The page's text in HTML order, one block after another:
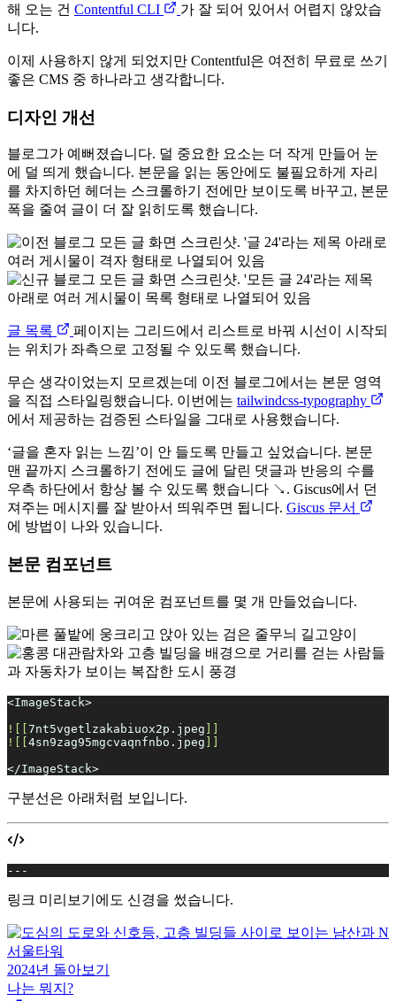
해 오는 건 Contentful CLI
가 잘 되어 있어서 어렵지 않았습
니다.
이제 사용하지 않게 되었지만 Contentful은 여전히 무료로 쓰기
좋은 CMS 중 하나라고 생각합니다.
디자인 개선
블로그가 예뻐졌습니다. 덜 중요한 요소는 더 작게 만들어 눈
에 덜 띄게 했습니다. 본문을 읽는 동안에도 불필요하게 자리
를 차지하던 헤더는 스크롤하기 전에만 보이도록 바꾸고, 본문
폭을 줄여 글이 더 잘 읽히도록 했습니다.
글 목록
페이지는 그리드에서 리스트로 바꿔 시선이 시작되
는 위치가 좌측으로 고정될 수 있도록 했습니다.
무슨 생각이었는지 모르겠는데 이전 블로그에서는 본문 영역
을 직접 스타일링했습니다. 이번에는 tailwindcss-typography
에서 제공하는 검증된 스타일을 그대로 사용했습니다.
‘글을 혼자 읽는 느낌’이 안 들도록 만들고 싶었습니다. 본문
맨 끝까지 스크롤하기 전에도 글에 달린 댓글과 반응의 수를
우측 하단에서 항상 볼 수 있도록 했습니다 ↘️. Giscus에서 던
져주는 메시지를 잘 받아서 띄워주면 됩니다. Giscus 문서
에 방법이 나와 있습니다.
본문 컴포넌트
본문에 사용되는 귀여운 컴포넌트를 몇 개 만들었습니다.
<ImageStack>
![[ 7nt5vgetlzakabiuox2p.jpeg
![[ 4sn9zag95mgcvaqnfnbo.jpeg
</ImageStack>
구분선은 아래처럼 보입니다.
---
링크 미리보기에도 신경을 썼습니다.
2024년 돌아보기
나는 뭐지?